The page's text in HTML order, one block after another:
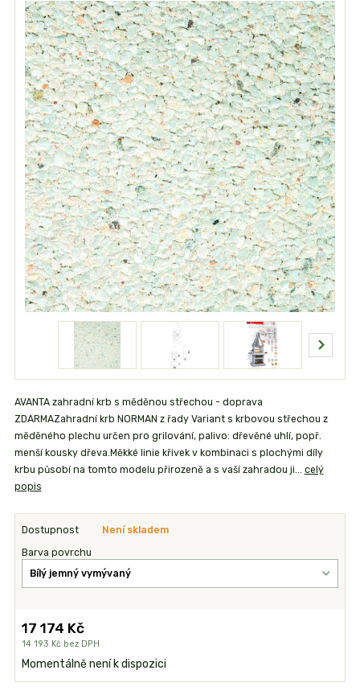
AVANTA zahradní krb s měděnou střechou - doprava
ZDARMAZahradní krb NORMAN z řady Variant s krbovou střechou z
měděného plechu určen pro grilování, palivo: dřevěné uhlí, popř.
menší kousky dřeva.Měkké linie křivek v kombinaci s plochými díly
krbu působí na tomto modelu přirozeně a s vaší zahradou ji... celý
popis
Dostupnost Není skladem
Barva povrchu
17 174 Kč
14 193 Kč bez DPH
Momentálně není k dispozici